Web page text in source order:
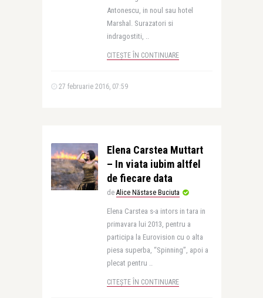
Antonescu, in noul sau hotel
Marshal. Surazatori si
indragostiti, ..
CITEȘTE ÎN CONTINUARE
27 februarie 2016, 07:59
Elena Carstea Muttart
– In viata iubim altfel
de fiecare data
de Alice Năstase Buciuta
Elena Carstea s-a intors in tara in
primavara lui 2013, pentru a
participa la Eurovision cu o alta
piesa superba, “Spinning”, apoi a
plecat pentru ..
CITEȘTE ÎN CONTINUARE